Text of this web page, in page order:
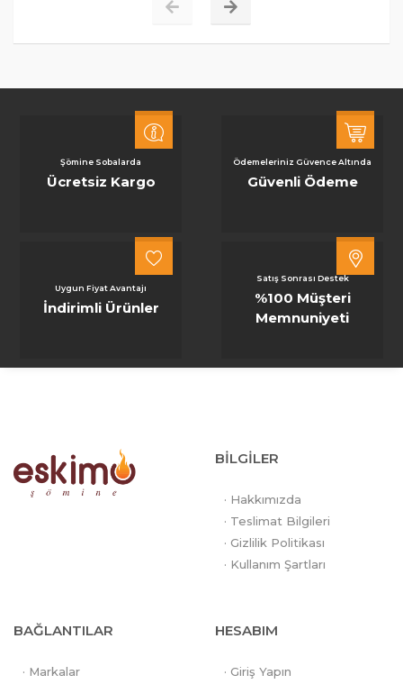
Şömine Sobalarda
Ücretsiz Kargo
Ödemeleriniz Güvence Altında
Güvenli Ödeme
Uygun Fiyat Avantajı
İndirimli Ürünler
Satış Sonrası Destek
%100 Müşteri
Memnuniyeti
BİLGİLER
· Hakkımızda
· Teslimat Bilgileri
· Gizlilik Politikası
· Kullanım Şartları
BAĞLANTILAR
· Markalar
HESABIM
· Giriş Yapın